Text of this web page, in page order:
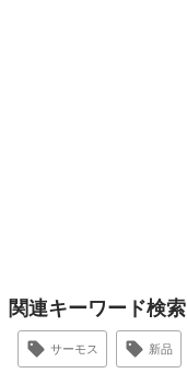
関連キーワード検索
サーモス 新品